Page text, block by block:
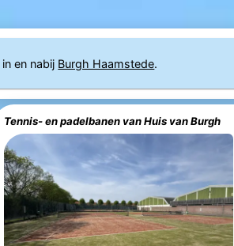
in en nabij Burgh Haamstede.
Tennis- en padelbanen van Huis van Burgh